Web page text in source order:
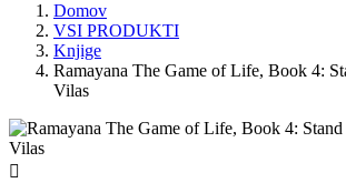
Domov
VSI PRODUKTI
Knjige
Ramayana The Game of Life, Book 4:
Vilas
